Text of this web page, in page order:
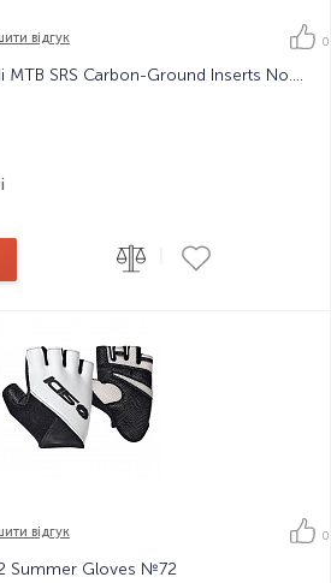
вiдгук 0
Змінна підошва Sidi MTB SRS Carbon-Ground Inserts No.59
вiдгук 0
2 Summer Gloves №72